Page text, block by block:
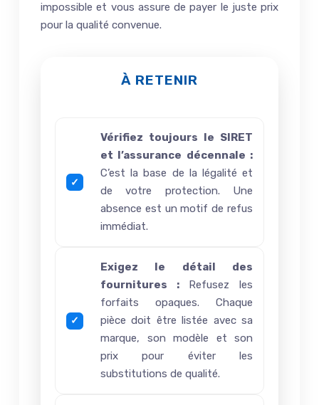
impossible et vous assure de payer le juste prix
pour la qualité convenue.
À RETENIR
Vérifiez toujours le SIRET
et l’assurance décennale :
C’est la base de la légalité et
de votre protection. Une
absence est un motif de refus
immédiat.
Exigez le détail des
fournitures :Refusez les
forfaits opaques. Chaque
pièce doit être listée avec sa
marque, son modèle et son
prix pour éviter les
substitutions de qualité.